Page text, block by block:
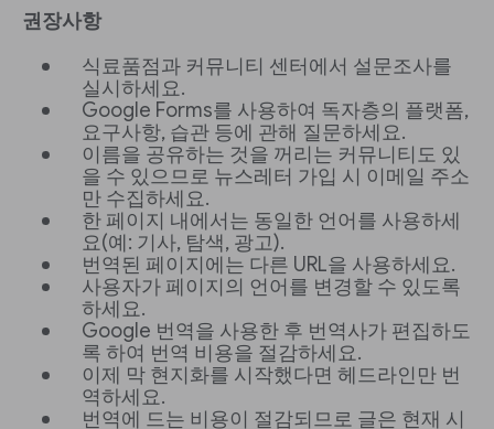
권장사항
식료품점과 커뮤니티 센터에서 설문조사를
실시하세요.
Google Forms를 사용하여 독자층의 플랫폼,
요구사항, 습관 등에 관해 질문하세요.
이름을 공유하는 것을 꺼리는 커뮤니티도 있
을 수 있으므로 뉴스레터 가입 시 이메일 주소
만 수집하세요.
한 페이지 내에서는 동일한 언어를 사용하세
요(예: 기사, 탐색, 광고).
번역된 페이지에는 다른 URL을 사용하세요.
사용자가 페이지의 언어를 변경할 수 있도록
하세요.
Google 번역을 사용한 후 번역사가 편집하도
록 하여 번역 비용을 절감하세요.
이제 막 현지화를 시작했다면 헤드라인만 번
역하세요.
번역에 드는 비용이 절감되므로 글은 현재 시